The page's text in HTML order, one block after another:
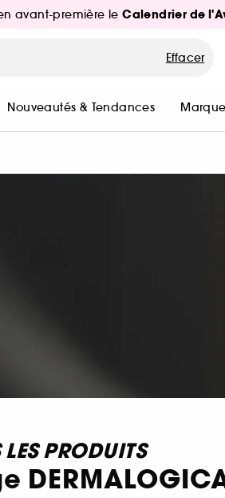
avant-première leCalendrier de
Effacer
Nouveautés & Tendances
LES PRODUITS